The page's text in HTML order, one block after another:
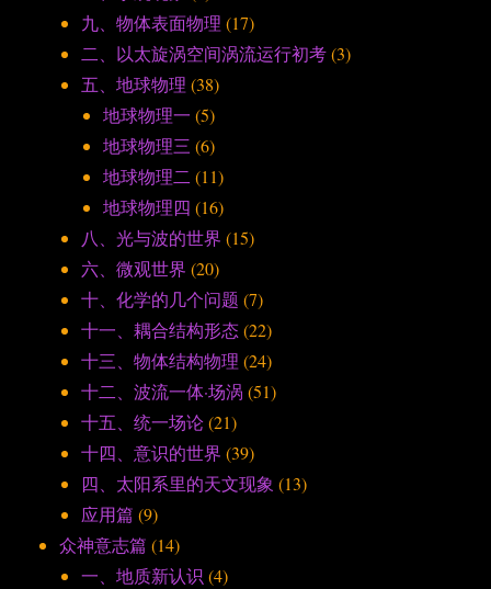
九、物体表面物理 (17)
二、以太旋涡空间涡流运行初考(3)
五、地球物理 (38)
地球物理一 (5)
地球物理三 (6)
地球物理二 (11)
地球物理四 (16)
八、光与波的世界 (15)
六、微观世界 (20)
十、化学的几个问题 (7)
十一、耦合结构形态(22)
十三、物体结构物理 (24)
十二、波流一体·场涡 (51)
十五、统一场论(21)
十四、意识的世界 (39)
四、太阳系里的天文现象 (13)
应用篇 (9)
众神意志篇 (14)
一、地质新认识 (4)